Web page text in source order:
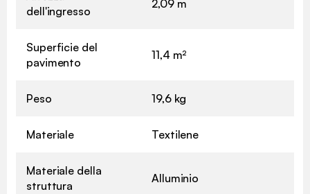
dell'ingresso
2,09 m
Superficie del
pavimento
11,4 m²
Peso 19,6 kg
Materiale Textilene
Materiale della
struttura
Alluminio